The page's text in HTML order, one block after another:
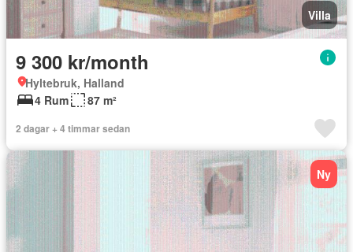
Villa
9 300 kr/month
Hyltebruk, Halland
4 Rum
87 m²
2 dagar + 4 timmar sedan
Ny